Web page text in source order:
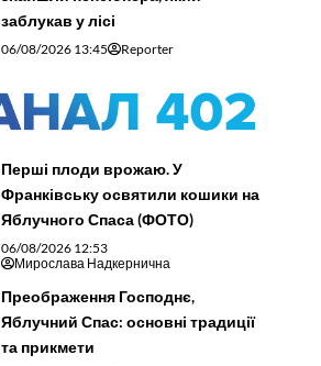
заблукав у лісі
06/08/2026 13:45 Reporter
Перші плоди врожаю. У
Франківську освятили кошики на
Яблучного Спаса (ФОТО)
06/08/2026 12:53
Мирослава Надкернична
Преображення Господнє,
Яблучний Спас: основні традиції
та прикмети